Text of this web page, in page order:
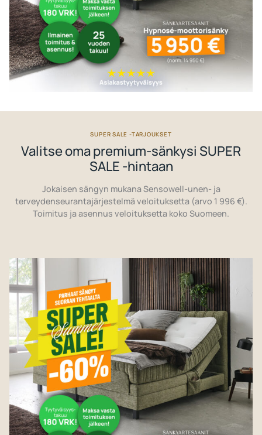
SUPER SALE -TARJOUKSET
Valitse oma premium-sänkysi SUPER
SALE -hintaan
Jokaisen sängyn mukana Sensowell-unen- ja
terveydenseurantajärjestelmä veloituksetta (arvo 1 996 €).
Toimitus ja asennus veloituksetta koko Suomeen.